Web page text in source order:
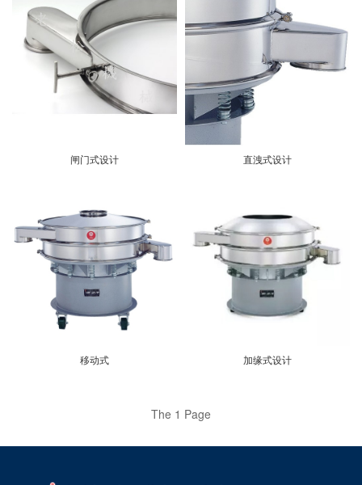
闸门式设计 直洩式设计
移动式 加缘式设计
The 1 Page